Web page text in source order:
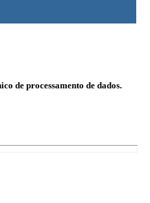
de processamento de dados.